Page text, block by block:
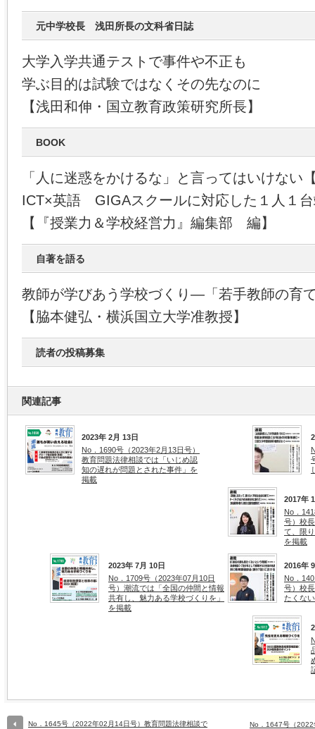
元中学校長 浅田所長の文科省日誌
大学入学共通テストで事件や不正も
学ぶ目的は試験ではなくその先なのに
【浅田和伸・国立教育政策研究所長】
BOOK
「人に迷惑をかけるな」と言ってはいけな
ICT×英語 GIGAスクールに対応した１人１
【『授業力＆学校経営力』編集部 編】
自著を語る
教師が学びあう学校づくり―「若手教師の育
【脇本健弘・横浜国立大学准教授】
読者の投稿募集
関連記事
2023年 2月 13日
No．1690号（2023年2月13日号）
教育問題法律相談では「いじめ認
知の遅れが問題とされた事件」を
掲載
2017年
No．
号）校
て、限
を掲載
2023年 7月 10日
No．1709号（2023年07月10日
号）潮流では「全国の仲間と情報
共有し、魅力ある学校づくりを」
を掲載
2016年
No．
号）校
たくな
No．1645号（2022年02月14日号）教育問題法律相談で
No．1647号（2022